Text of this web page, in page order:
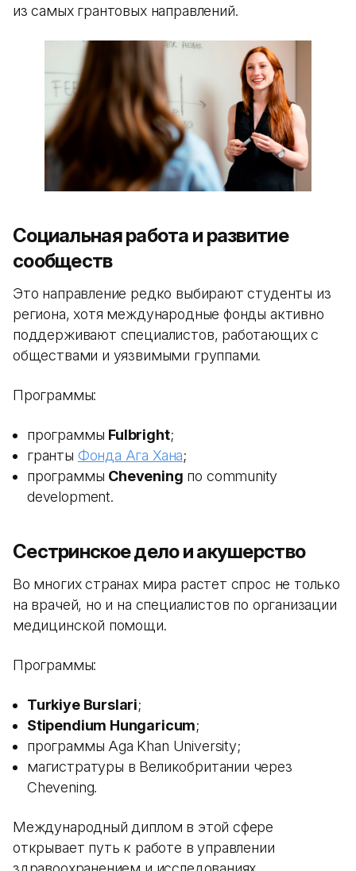
из самых грантовых направлений.
Социальная работа и развитие
сообществ
Это направление редко выбирают студенты из
региона, хотя международные фонды активно
поддерживают специалистов, работающих с
обществами и уязвимыми группами.
Программы:
программы Fulbright;
гранты Фонда Ага Хана;
программы Chevening по community
development.
Сестринское дело и акушерство
Во многих странах мира растет спрос не только
на врачей, но и на специалистов по организации
медицинской помощи.
Программы:
Turkiye Burslari;
Stipendium Hungaricum;
программы Aga Khan University;
магистратуры в Великобритании через
Chevening.
Международный диплом в этой сфере
открывает путь к работе в управлении